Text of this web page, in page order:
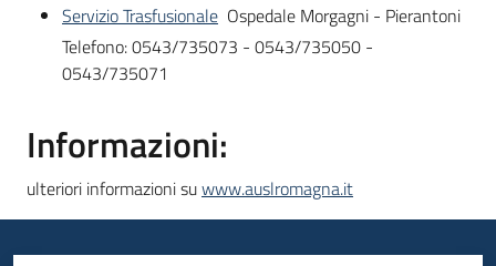
Servizio Trasfusionale Ospedale Morgagni - Pierantoni
Telefono: 0543/735073 - 0543/735050 -
0543/735071
Informazioni:
ulteriori informazioni suwww.auslromagna.it